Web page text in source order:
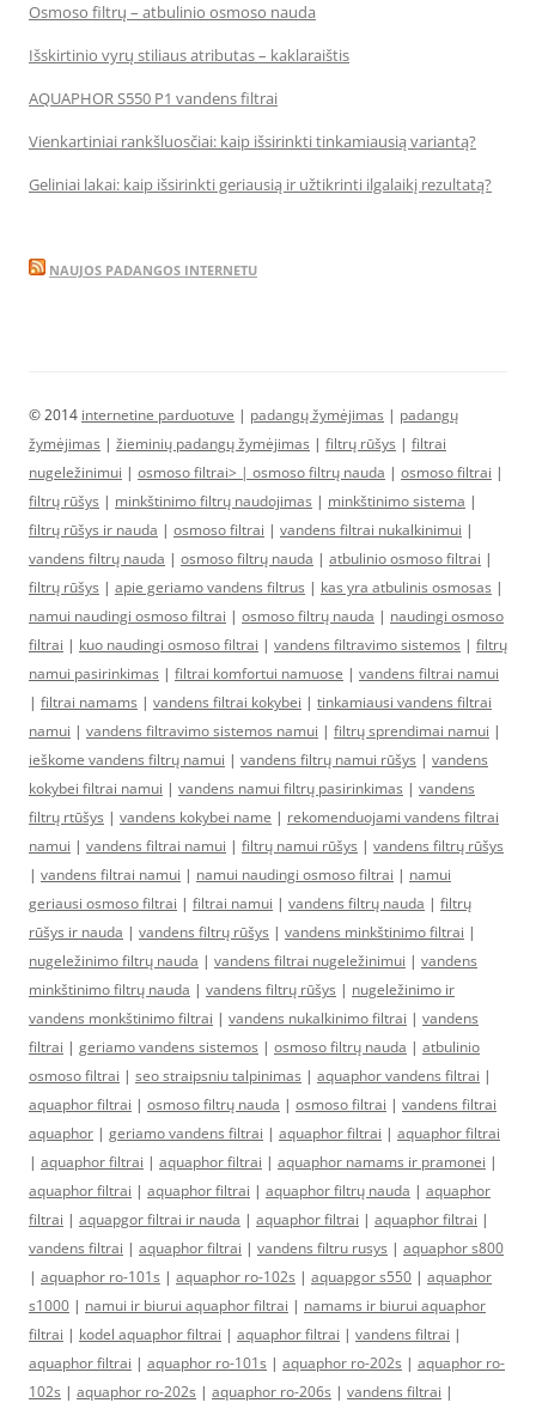
Osmoso filtrų – atbulinio osmoso nauda
Išskirtinio vyrų stiliaus atributas – kaklaraištis
AQUAPHOR S550 P1 vandens filtrai
Vienkartiniai rankšluosčiai: kaip išsirinkti tinkamiausią variantą?
Geliniai lakai: kaip išsirinkti geriausią ir užtikrinti ilgalaikį rezultatą?
NAUJOS PADANGOS INTERNETU
© 2014 internetine parduotuve | padangų žymėjimas | padangų
žymėjimas | žieminių padangų žymėjimas | filtrų rūšys | filtrai
nugeležinimui | osmoso filtrai> | osmoso filtrų nauda | osmoso filtrai |
filtrų rūšys | minkštinimo filtrų naudojimas | minkštinimo sistema |
filtrų rūšys ir nauda | osmoso filtrai | vandens filtrai nukalkinimui |
vandens filtrų nauda | osmoso filtrų nauda | atbulinio osmoso filtrai |
filtrų rūšys | apie geriamo vandens filtrus | kas yra atbulinis osmosas |
namui naudingi osmoso filtrai | osmoso filtrų nauda | naudingi osmoso
filtrai | kuo naudingi osmoso filtrai | vandens filtravimo sistemos | filtrų
namui pasirinkimas | filtrai komfortui namuose | vandens filtrai namui
| filtrai namams | vandens filtrai kokybei | tinkamiausi vandens filtrai
namui | vandens filtravimo sistemos namui | filtrų sprendimai namui |
ieškome vandens filtrų namui | vandens filtrų namui rūšys | vandens
kokybei filtrai namui | vandens namui filtrų pasirinkimas | vandens
filtrų rtūšys | vandens kokybei name | rekomenduojami vandens filtrai
namui | vandens filtrai namui | filtrų namui rūšys | vandens filtrų rūšys
| vandens filtrai namui | namui naudingi osmoso filtrai | namui
geriausi osmoso filtrai | filtrai namui | vandens filtrų nauda | filtrų
rūšys ir nauda | vandens filtrų rūšys | vandens minkštinimo filtrai |
nugeležinimo filtrų nauda | vandens filtrai nugeležinimui | vandens
minkštinimo filtrų nauda | vandens filtrų rūšys | nugeležinimo ir
vandens monkštinimo filtrai | vandens nukalkinimo filtrai | vandens
filtrai | geriamo vandens sistemos | osmoso filtrų nauda | atbulinio
osmoso filtrai | seo straipsniu talpinimas | aquaphor vandens filtrai |
aquaphor filtrai | osmoso filtrų nauda | osmoso filtrai | vandens filtrai
aquaphor | geriamo vandens filtrai | aquaphor filtrai | aquaphor filtrai
| aquaphor filtrai | aquaphor filtrai | aquaphor namams ir pramonei |
aquaphor filtrai | aquaphor filtrai | aquaphor filtrų nauda | aquaphor
filtrai | aquapgor filtrai ir nauda | aquaphor filtrai | aquaphor filtrai |
vandens filtrai | aquaphor filtrai | vandens filtru rusys | aquaphor s800
| aquaphor ro-101s | aquaphor ro-102s | aquapgor s550 | aquaphor
s1000 | namui ir biurui aquaphor filtrai | namams ir biurui aquaphor
filtrai | kodel aquaphor filtrai | aquaphor filtrai | vandens filtrai |
aquaphor filtrai | aquaphor ro-101s | aquaphor ro-202s | aquaphor ro-
102s | aquaphor ro-202s | aquaphor ro-206s | vandens filtrai |